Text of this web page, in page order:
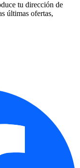
tu dirección de
últimas ofertas,